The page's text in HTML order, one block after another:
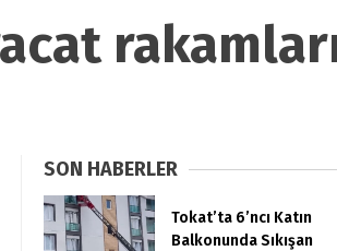
SON HABERLER
Tokat’ta 6’ncı Katın
Balkonunda Sıkışan